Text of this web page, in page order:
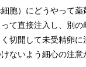
胞）にどうやって薬
て直接注入し、別
切開して未受精卵
ないよう細心の注意